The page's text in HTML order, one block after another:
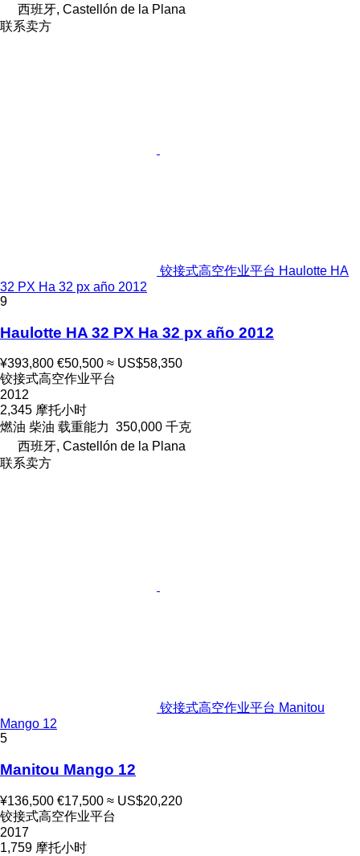
西班牙, Castellón de la Plana
联系卖方
铰接式高空作业平台 Haulotte HA
32 PX Ha 32 px año 2012
9
Haulotte HA 32 PX Ha 32 px año 2012
¥393,800 €50,500 ≈ US$58,350
铰接式高空作业平台
2012
2,345 摩托小时
燃油 柴油 载重能力 350,000 千克
西班牙, Castellón de la Plana
联系卖方
铰接式高空作业平台 Manitou
Mango 12
5
Manitou Mango 12
¥136,500 €17,500 ≈ US$20,220
铰接式高空作业平台
2017
1,759 摩托小时